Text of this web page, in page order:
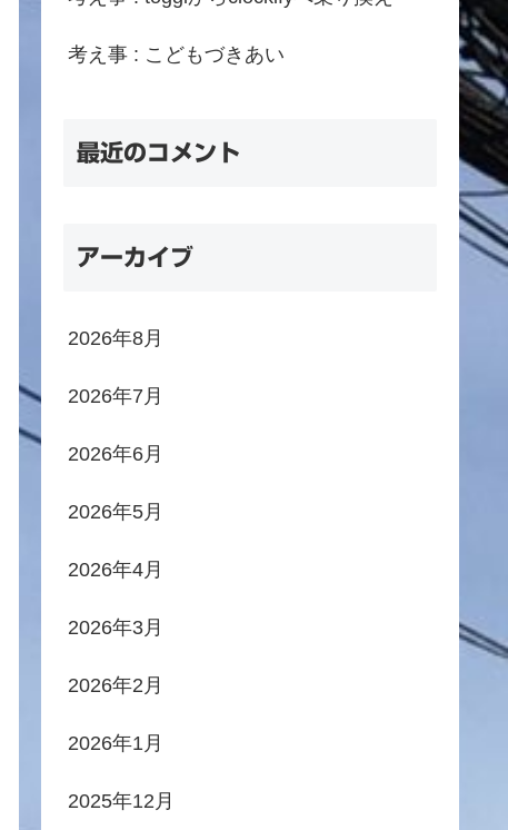
考え事 : こどもづきあい
最近のコメント
アーカイブ
2026年8月
2026年7月
2026年6月
2026年5月
2026年4月
2026年3月
2026年2月
2026年1月
2025年12月